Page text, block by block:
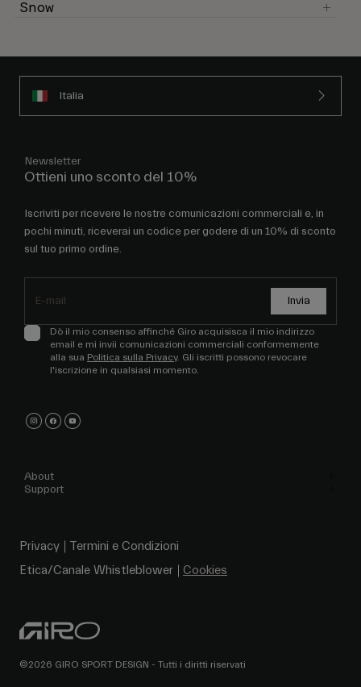
Snow
Italia
Newsletter
Ottieni uno sconto del 10%
Iscriviti per ricevere le nostre comunicazioni commerciali e, in
pochi minuti, riceverai un codice per godere di un 10% di sconto
sul tuo primo ordine.
Invia
Dò il mio consenso affinché Giro acquisisca il mio indirizzo
email e mi invii comunicazioni commerciali conformemente
alla sua Politica sulla Privacy. Gli iscritti possono revocare
l'iscrizione in qualsiasi momento.
About
Support
Privacy
Termini e Condizioni
Etica/Canale Whistleblower
Cookies
©2026 GIRO SPORT DESIGN - Tutti i diritti riservati